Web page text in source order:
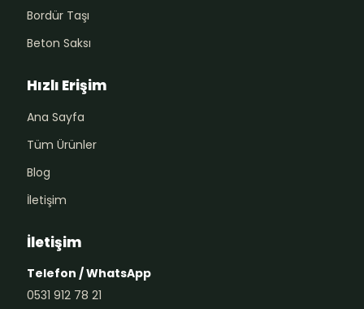
Bordür Taşı
Beton Saksı
Hızlı Erişim
Ana Sayfa
Tüm Ürünler
Blog
İletişim
İletişim
Telefon / WhatsApp
0531 912 78 21